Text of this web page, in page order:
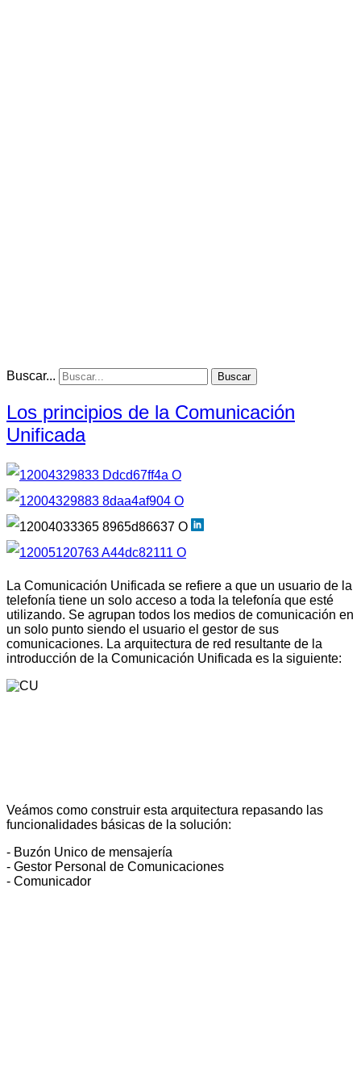
Buscar... Buscar
Los principios de la Comunicación
Unificada
La Comunicación Unificada se refiere a que un usuario de la
telefonía tiene un solo acceso a toda la telefonía que esté
utilizando. Se agrupan todos los medios de comunicación en
un solo punto siendo el usuario el gestor de sus
comunicaciones. La arquitectura de red resultante de la
introducción de la Comunicación Unificada es la siguiente:
Veámos como construir esta arquitectura repasando las
funcionalidades básicas de la solución:
- Buzón Unico de mensajería
- Gestor Personal de Comunicaciones
- Comunicador